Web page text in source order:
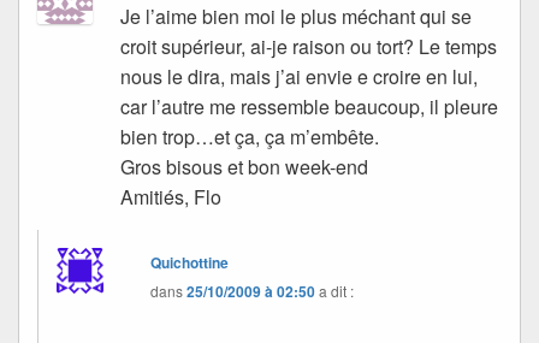
Je l’aime bien moi le plus méchant qui se
croit supérieur, ai-je raison ou tort? Le temps
nous le dira, mais j’ai envie e croire en lui,
car l’autre me ressemble beaucoup, il pleure
bien trop…et ça, ça m’embête.
Gros bisous et bon week-end
Amitiés, Flo
Quichottine
dans25/10/2009 à 02:50a dit :